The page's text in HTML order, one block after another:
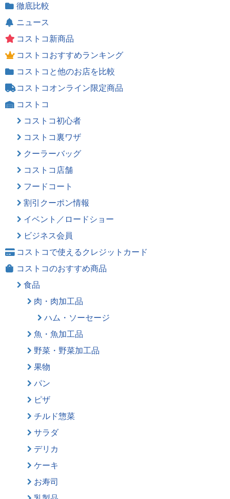
徹底比較
ニュース
コストコ新商品
コストコおすすめランキング
コストコと他のお店を比較
コストコオンライン限定商品
コストコ
コストコ初心者
コストコ裏ワザ
クーラーバッグ
コストコ店舗
フードコート
割引クーポン情報
イベント／ロードショー
ビジネス会員
コストコで使えるクレジットカード
コストコのおすすめ商品
食品
肉・肉加工品
ハム・ソーセージ
魚・魚加工品
野菜・野菜加工品
果物
パン
ピザ
チルド惣菜
サラダ
デリカ
ケーキ
お寿司